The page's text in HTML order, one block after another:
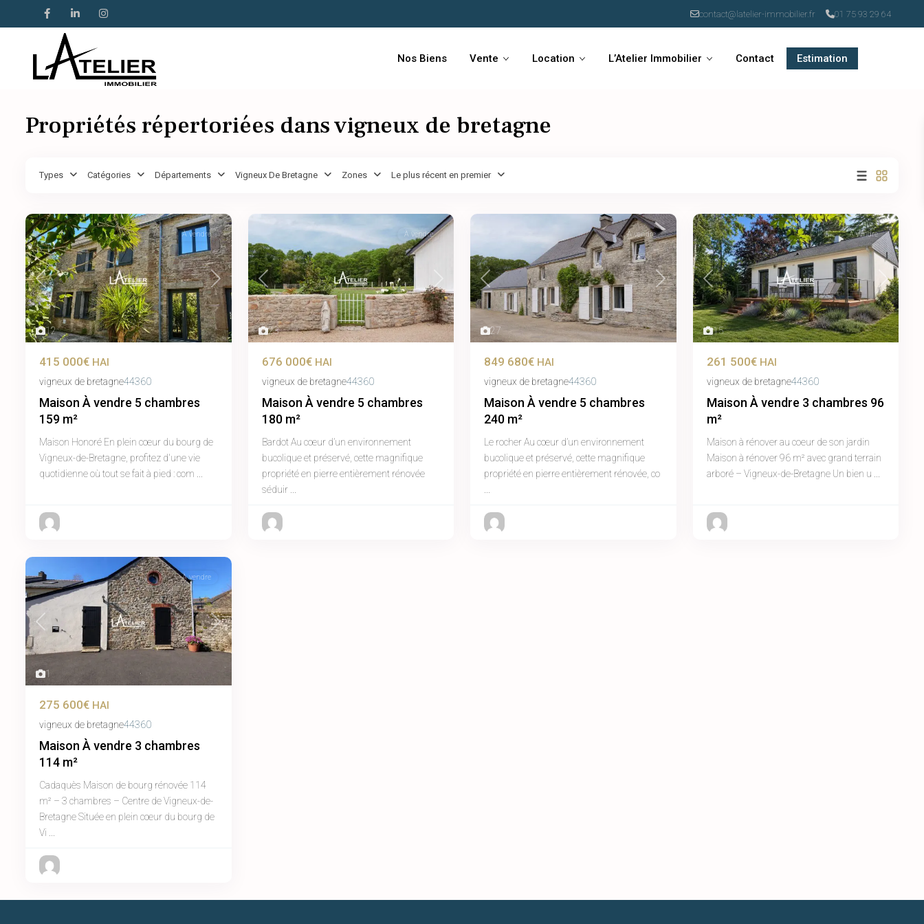
contact@latelier-immobilier.fr 01 75 93 29 64
Nos Biens Vente Location L’Atelier Immobilier Contact Estimation
Propriétés répertoriées dans vigneux de bretagne
Types Catégories Départements Vigneux De Bretagne Zones Le plus récent en premier
12
Previous Next
À vendre
415 000€ HAI
vigneux de bretagne44360
Maison À vendre 5 chambres
159 m²
Maison Honoré En plein cœur du bourg de
Vigneux-de-Bretagne, profitez d'une vie
quotidienne où tout se fait à pied : com ...
23
Previous
À vendre
676 000€ HAI
vigneux de bretagne44360
Maison À vendre 5 chambres
180 m²
Bardot Au cœur d’un environnement
bucolique et préservé, cette magnifique
propriété en pierre entièrement rénovée
séduir
27
Previous Next
À vendre
849 680€ HAI
vigneux de bretagne44360
Maison À vendre 5 chambres
240 m²
Le rocher Au cœur d’un environnement
bucolique et préservé, cette magnifique
propriété en pierre entièrement rénovée, co
15
Previous Next
À vendre
261 500€ HAI
vigneux de bretagne44360
Maison À vendre 3 chambres 96
m²
Maison à rénover au coeur de son jardin
Maison à rénover 96 m² avec grand terrain
arboré – Vigneux-de-Bretagne Un bien u ...
1
Previous Next
À vendre
275 600€ HAI
vigneux de bretagne44360
Maison À vendre 3 chambres
114 m²
Cadaquès Maison de bourg rénovée 114
m² – 3 chambres – Centre de Vigneux-de-
Bretagne Située en plein cœur du bourg de
Vi ...